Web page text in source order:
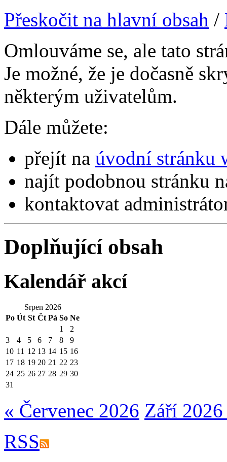
Přeskočit na hlavní obsah /
Omlouváme se, ale tato
Je možné, že je dočasně
některým uživatelům.
Dále můžete:
přejít na úvodní stránku
najít podobnou stránku
kontaktovat
Doplňující obsah
Kalendář akcí
Srpen 2026
Po Út St Čt Pá So Ne
1
2
3
4 5 6 7 8
9
10 11 12 13 14 15 16
17 18 19 20 21 22 23
24 25 26 27 28 29 30
31
« Červenec 2026 Září
RSS